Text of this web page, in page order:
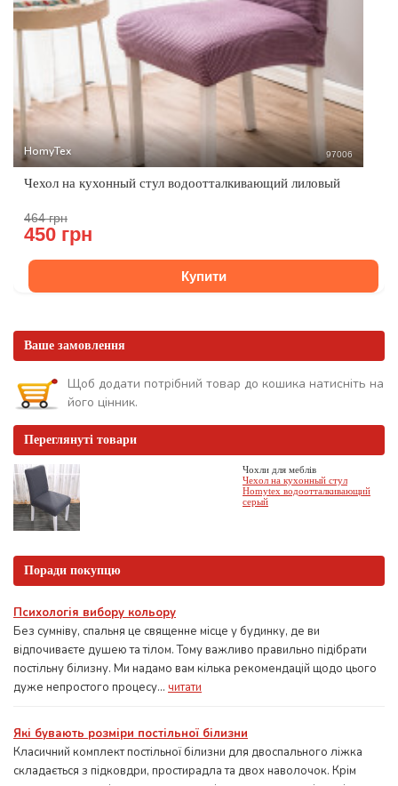
HomyTex 97006
Чехол на кухонный стул водоотталкивающий лиловый
464 грн
450 грн
Купити
Ваше замовлення
Щоб додати потрібний товар до кошика натисніть на
його цінник.
Переглянуті товари
Чохли для меблів
Чехол на кухонный стул
Homytex водоотталкивающий
серый
Поради покупцю
Психологія вибору кольору
Без сумніву, спальня це священне місце у будинку, де ви
відпочиваєте душею та тілом. Тому важливо правильно підібрати
постільну білизну. Ми надамо вам кілька рекомендацій щодо цього
дуже непростого процесу... читати
Які бувають розміри постільної білизни
Класичний комплект постільної білизни для двоспального ліжка
складається з підковдри, простирадла та двох наволочок. Крім